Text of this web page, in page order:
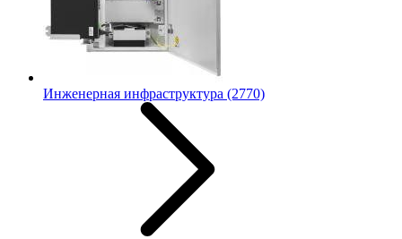
Инженерная инфраструктура (2770)